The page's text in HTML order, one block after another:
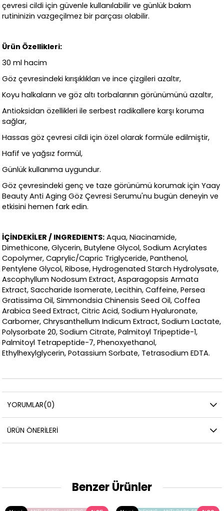
çevresi cildi için güvenle kullanılabilir ve günlük bakım
rutininizin vazgeçilmez bir parçası olabilir.
Ürün Özellikleri:
30 ml hacim
Göz çevresindeki kırışıklıkları ve ince çizgileri azaltır,
Koyu halkaların ve göz altı torbalarının görünümünü azaltır,
Antioksidan özellikleri ile serbest radikallere karşı koruma
sağlar,
Hassas göz çevresi cildi için özel olarak formüle edilmiştir,
Hafif ve yağsız formül,
Günlük kullanıma uygundur.
Göz çevresindeki genç ve taze görünümü korumak için Yaay
Beauty Anti Aging Göz Çevresi Serumu'nu bugün deneyin ve
etkisini hemen fark edin.
İÇİNDEKİLER / INGREDIENTS: Aqua, Niacinamide,
Dimethicone, Glycerin, Butylene Glycol, Sodium Acrylates
Copolymer, Caprylic/Capric Triglyceride, Panthenol,
Pentylene Glycol, Ribose, Hydrogenated Starch Hydrolysate,
Ascophyllum Nodosum Extract, Asparagopsis Armata
Extract, Saccharide Isomerate, Lecithin, Caffeine, Persea
Gratissima Oil, Simmondsia Chinensis Seed Oil, Coffea
Arabica Seed Extract, Citric Acid, Sodium Hyaluronate,
Carbomer, Chrysanthellum Indicum Extract, Sodium Lactate,
Polysorbate 20, Sodium Citrate, Palmitoyl Tripeptide-1,
Palmitoyl Tetrapeptide-7, Phenoxyethanol,
Ethylhexylglycerin, Potassium Sorbate, Tetrasodium EDTA.
YORUMLAR(0)
ÜRÜN ÖNERILERI
Benzer Ürünler